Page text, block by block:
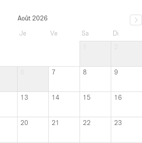
Août 2026
Je Ve Sa
Di
7 8 9
13 14 15 16
20 21 22 23